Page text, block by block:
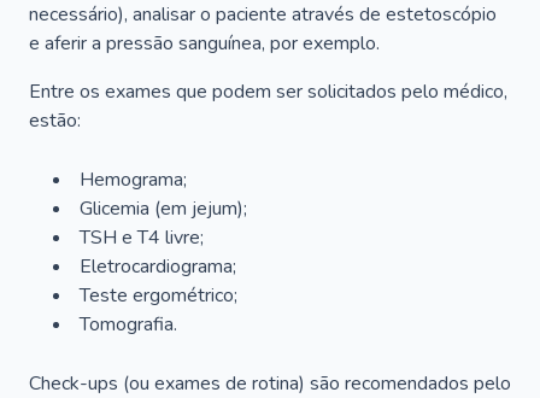
necessário), analisar o paciente através de estetoscópio
e aferir a pressão sanguínea, por exemplo.
Entre os exames que podem ser solicitados pelo médico,
estão:
Hemograma;
Glicemia (em jejum);
TSH e T4 livre;
Eletrocardiograma;
Teste ergométrico;
Tomografia.
Check-ups (ou exames de rotina) são recomendados pelo